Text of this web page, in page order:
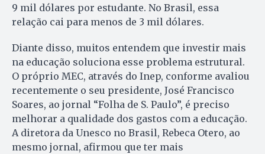
9 mil dólares por estudante. No Brasil, essa
relação cai para menos de 3 mil dólares.
Diante disso, muitos entendem que investir mais
na educação soluciona esse problema estrutural.
O próprio MEC, através do Inep, conforme avaliou
recentemente o seu presidente, José Francisco
Soares, ao jornal “Folha de S. Paulo”, é preciso
melhorar a qualidade dos gastos com a educação.
A diretora da Unesco no Brasil, Rebeca Otero, ao
mesmo jornal, afirmou que ter mais